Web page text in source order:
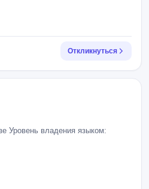
Откликнуться
Уровень владения языком: